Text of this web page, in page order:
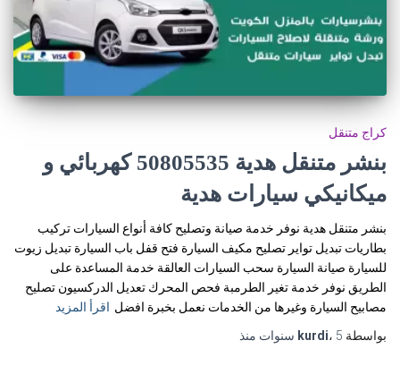
كراج متنقل
بنشر متنقل هدية 50805535‬ كهربائي و
ميكانيكي سيارات هدية
بنشر متنقل هدية نوفر خدمة صيانة وتصليح كافة أنواع السيارات تركيب
بطاريات تبديل تواير تصليح مكيف السيارة فتح قفل باب السيارة تبديل زيوت
للسيارة صيانة السيارة سحب السيارات العالقة خدمة المساعدة على
الطريق نوفر خدمة تغير الطرمبة فحص المحرك تعديل الدركسيون تصليح
مصابيح السيارة وغيرها من الخدمات نعمل بخبرة افضل اقرأ المزيد
بواسطة
kurdi، 5 سنوات منذ